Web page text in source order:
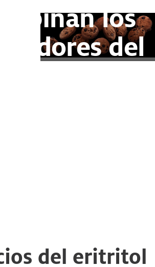
opinan los
del
del eritritol